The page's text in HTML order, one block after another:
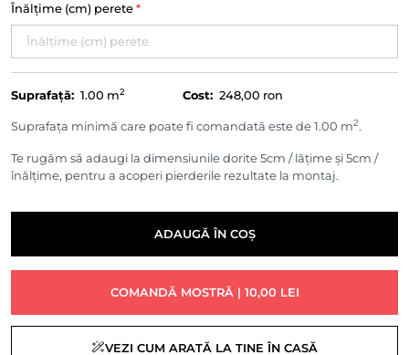
Înălțime (cm) perete *
Suprafață: 1.00 m2 Cost: 248,00 ron
Suprafața minimă care poate fi comandată este de 1.00 m2.
Te rugăm să adaugi la dimensiunile dorite 5cm / lățime și 5cm /
înălțime, pentru a acoperi pierderile rezultate la montaj.
ADAUGĂ ÎN COȘ
COMANDĂ MOSTRĂ | 10,00 LEI
VEZI CUM ARATĂ LA TINE ÎN CASĂ